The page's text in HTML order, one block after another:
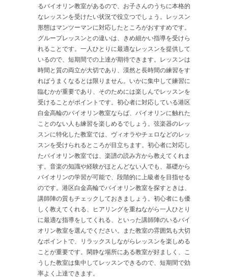
るバイオリン教室があるので、お子さんのうちに本格的
なレッスンを受けたい状況で役立つでしょう。レッスン
形態はマンツーマンに対応したところがおすすめです。
グループレッスンとの違いは、きめ細かい指導を受けら
れることです。一人ひとりに最適なレッスンを提供して
いるので、短期間での上達が期待できます。レッスンは
時間と質の両立が大切であり、漠然と長時間の練習をす
ればうまくなるとは限りません。いかに集中して練習に
臨むかが重要であり、そのためには楽しんでレッスンを
受けることがポイントです。初心者に対応している港区
白金高輪のバイオリン教室ならば、バイオリンに触れた
ことのない人も練習を楽しめるでしょう。弦楽器のレッ
スンに特化した教室では、ヴィオラやチェロなどのレッ
スンを受けられるところが目立ちます。初心者に対応し
たバイオリン教室では、楽譜の読み方から教えてくれま
す。音楽の知識や経験がほとんどない人でも、基礎から
バイオリンの学習が可能で、段階的に上級者を目指せる
のです。港区白金高輪でバイオリン教室を探すときは、
講師陣の質もチェックしておきましょう。初心者にも優
しく教えてくれる、ヒアリングを重ねながら一人ひとり
に最適な指導をしてくれる、といった講師陣のいるバイ
オリン教室を選んでください。また教室の雰囲気も大切
なポイントで、リラックスしながらレッスンを楽しめる
ことが重要です。閑静な場所にある教室が好ましく、こ
うした教室は集中してレッスンできるので、短期間で効
率よく上達できます。